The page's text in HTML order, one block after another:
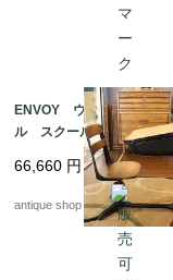
ENVOY ウッド×メタ
ル スクールデスク
66,660 円
antique shop at's